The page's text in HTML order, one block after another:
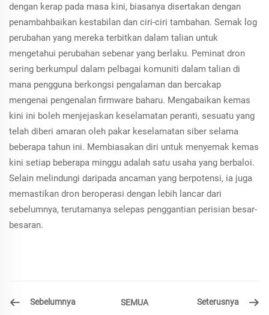
dengan kerap pada masa kini, biasanya disertakan dengan
penambahbaikan kestabilan dan ciri-ciri tambahan. Semak log
perubahan yang mereka terbitkan dalam talian untuk
mengetahui perubahan sebenar yang berlaku. Peminat dron
sering berkumpul dalam pelbagai komuniti dalam talian di
mana pengguna berkongsi pengalaman dan bercakap
mengenai pengenalan firmware baharu. Mengabaikan kemas
kini ini boleh menjejaskan keselamatan peranti, sesuatu yang
telah diberi amaran oleh pakar keselamatan siber selama
beberapa tahun ini. Membiasakan diri untuk menyemak kemas
kini setiap beberapa minggu adalah satu usaha yang berbaloi.
Selain melindungi daripada ancaman yang berpotensi, ia juga
memastikan dron beroperasi dengan lebih lancar dari
sebelumnya, terutamanya selepas penggantian perisian besar-
besaran.
Sebelumnya SEMUA Seterusnya